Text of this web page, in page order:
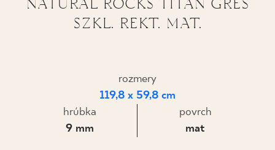
KDE KÚPIŤ
MÔJ PROFIL
SZKL. REKT. MAT.
rozmery
119,8 x 59,8 cm
hrúbka
9 mm
povrch
mat